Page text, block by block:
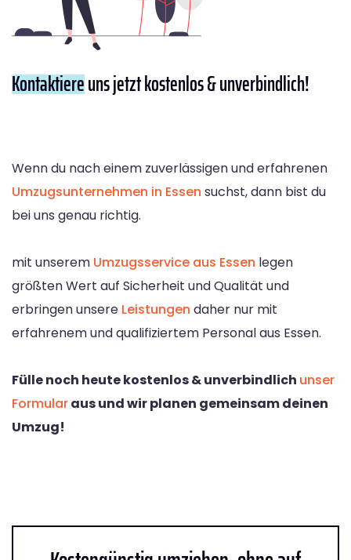
Kontaktiereuns jetzt kostenlos & unverbindlich!
Wenn du nach einem zuverlässigen und erfahrenen
Umzugsunternehmen in Essen suchst, dann bist du
bei uns genau richtig.
mit unserem Umzugsservice aus Essen legen
größten Wert auf Sicherheit und Qualität und
erbringen unsere Leistungen daher nur mit
erfahrenem und qualifiziertem Personal aus Essen.
Fülle noch heute kostenlos & unverbindlich unser
Formularaus und wir planen gemeinsam deinen
Umzug!